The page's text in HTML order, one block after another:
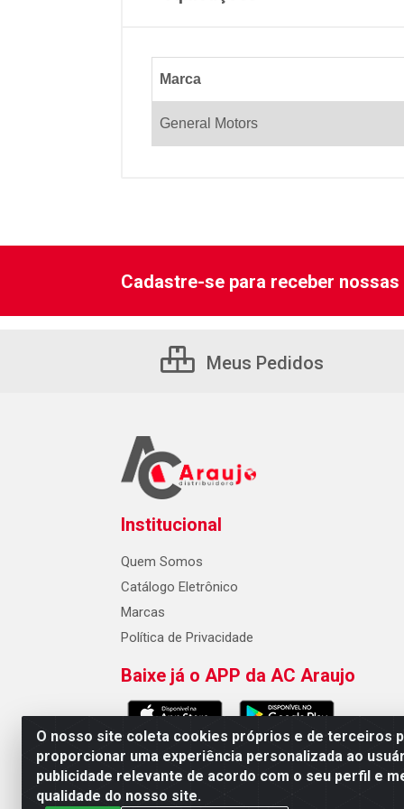
Marca
General Motors
O nosso site coleta cookies próprios e de terceiros
proporcionar uma experiência personalizada ao
publicidade relevante de acordo com o seu perfil e
qualidade do nosso site.
Cadastre-se para receber
Meus Pedidos
Institucional
Quem Somos
Catálogo Eletrônico
Marcas
Política de Privacidade
Baixe já o APP da AC Araujo
AC Araujo Distribuidora - Rua